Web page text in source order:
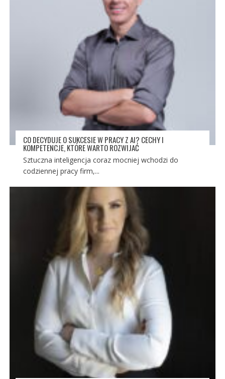
CO DECYDUJE O SUKCESIE W PRACY Z AI? CECHY I
KOMPETENCJE, KTÓRE WARTO ROZWIJAĆ
Sztuczna inteligencja coraz mocniej wchodzi do
codziennej pracy firm,...